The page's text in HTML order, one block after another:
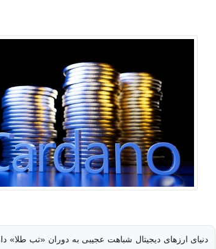
دنیای ارزهای دیجیتال شباهت عجیبی به دوران «تب طلا»